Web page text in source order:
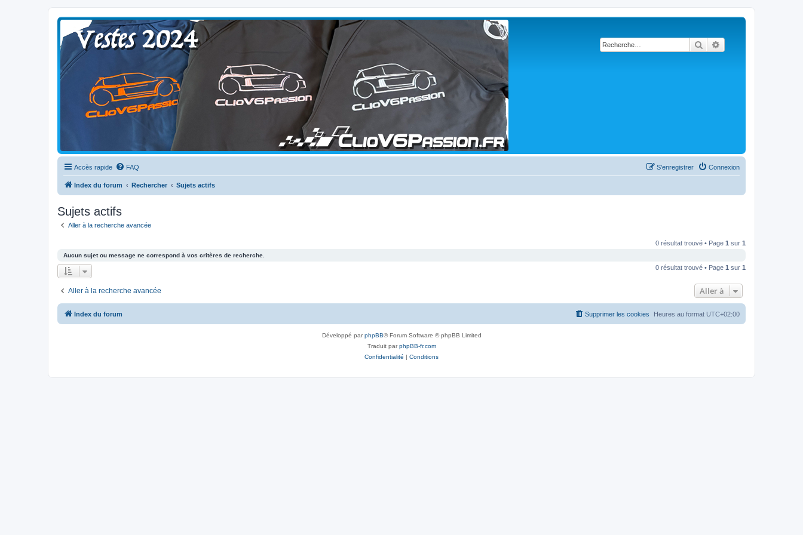
Rechercher
Clio V6 Passion
Le site français des passionnés de Clio V6
Accès rapide FAQ Connexion
S’enregistrer
Index du forum Rechercher Sujets actifs
Sujets actifs
Aller à la recherche avancée
0 résultat trouvé • Page 1 sur 1
Aucun sujet ou message ne correspond à vos critères de recherche.
0 résultat trouvé • Page 1 sur 1
Aller à la recherche avancée Aller à
Index du forum Heures au format UTC+02:00
Supprimer les cookies
Développé parphpBB® Forum Software © phpBB Limited
Traduit parphpBB-fr.com
Confidentialité | Conditions